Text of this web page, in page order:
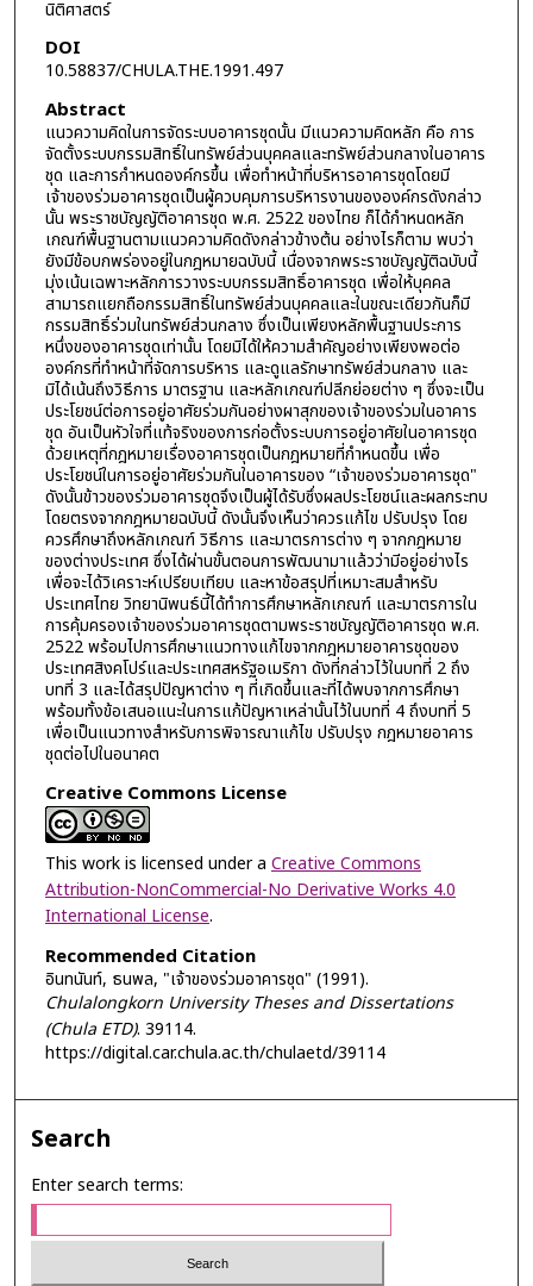
นิติศาสตร์
DOI
10.58837/CHULA.THE.1991.497
Abstract
แนวความคิดในการจัดระบบอาคารชุดนั้น มีแนวความคิดหลัก คือ การ
จัดตั้งระบบกรรมสิทธิ์ในทรัพย์ส่วนบุคคลและทรัพย์ส่วนกลางในอาคาร
ชุด และการกำหนดองค์กรขึ้น เพื่อทำหน้าที่บริหารอาคารชุดโดยมี
เจ้าของร่วมอาคารชุดเป็นผู้ควบคุมการบริหารงานขององค์กรดังกล่าว
นั้น พระราชบัญญัติอาคารชุด พ.ศ. 2522 ของไทย ก็ได้กำหนดหลัก
เกณฑ์พื้นฐานตามแนวความคิดดังกล่าวข้างต้น อย่างไรก็ตาม พบว่า
ยังมีข้อบกพร่องอยู่ในกฎหมายฉบับนี้ เนื่องจากพระราชบัญญัติฉบับนี้
มุ่งเน้นเฉพาะหลักการวางระบบกรรมสิทธิ์อาคารชุด เพื่อให้บุคคล
สามารถแยกถือกรรมสิทธิ์ในทรัพย์ส่วนบุคคลและในขณะเดียวกันก็มี
กรรมสิทธิ์ร่วมในทรัพย์ส่วนกลาง ซึ่งเป็นเพียงหลักพื้นฐานประการ
หนึ่งของอาคารชุดเท่านั้น โดยมิได้ให้ความสำคัญอย่างเพียงพอต่อ
องค์กรที่ทำหน้าที่จัดการบริหาร และดูแลรักษาทรัพย์ส่วนกลาง และ
มิได้เน้นถึงวิธีการ มาตรฐาน และหลักเกณฑ์ปลีกย่อยต่าง ๆ ซึ่งจะเป็น
ประโยชน์ต่อการอยู่อาศัยร่วมกันอย่างผาสุกของเจ้าของร่วมในอาคาร
ชุด อันเป็นหัวใจที่แท้จริงของการก่อตั้งระบบการอยู่อาศัยในอาคารชุด
ด้วยเหตุที่กฎหมายเรื่องอาคารชุดเป็นกฎหมายที่กำหนดขึ้น เพื่อ
ประโยชน์ในการอยู่อาศัยร่วมกันในอาคารของ “เจ้าของร่วมอาคารชุด"
ดังนั้นข้าวของร่วมอาคารชุดจึงเป็นผู้ได้รับซึ่งผลประโยชน์และผลกระทบ
โดยตรงจากกฎหมายฉบับนี้ ดังนั้นจึงเห็นว่าควรแก้ไข ปรับปรุง โดย
ควรศึกษาถึงหลักเกณฑ์ วิธีการ และมาตรการต่าง ๆ จากกฎหมาย
ของต่างประเทศ ซึ่งได้ผ่านขั้นตอนการพัฒนามาแล้วว่ามีอยู่อย่างไร
เพื่อจะได้วิเคราะห์เปรียบเทียบ และหาข้อสรุปที่เหมาะสมสำหรับ
ประเทศไทย วิทยานิพนธ์นี้ได้ทำการศึกษาหลักเกณฑ์ และมาตรการใน
การคุ้มครองเจ้าของร่วมอาคารชุดตามพระราชบัญญัติอาคารชุด พ.ศ.
2522 พร้อมไปการศึกษาแนวทางแก้ไขจากกฎหมายอาคารชุดของ
ประเทศสิงคโปร์และประเทศสหรัฐอเมริกา ดังที่กล่าวไว้ในบทที่ 2 ถึง
บทที่ 3 และได้สรุปปัญหาต่าง ๆ ที่เกิดขึ้นและที่ได้พบจากการศึกษา
พร้อมทั้งข้อเสนอแนะในการแก้ปัญหาเหล่านั้นไว้ในบทที่ 4 ถึงบทที่ 5
เพื่อเป็นแนวทางสำหรับการพิจารณาแก้ไข ปรับปรุง กฎหมายอาคาร
ชุดต่อไปในอนาคต
Creative Commons License
This work is licensed under a Creative Commons
Attribution-NonCommercial-No Derivative Works 4.0
International License.
Recommended Citation
อินทนันท์, ธนพล, "เจ้าของร่วมอาคารชุด" (1991).
Chulalongkorn University Theses and Dissertations
(Chula ETD). 39114.
https://digital.car.chula.ac.th/chulaetd/39114
Search
Enter search terms: